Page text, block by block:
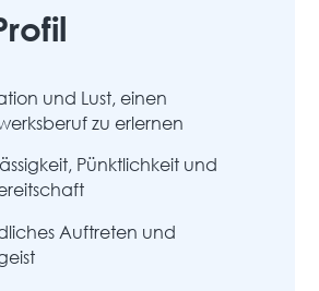
und Lust, einen
zu erlernen
Pünktlichkeit und
Auftreten und